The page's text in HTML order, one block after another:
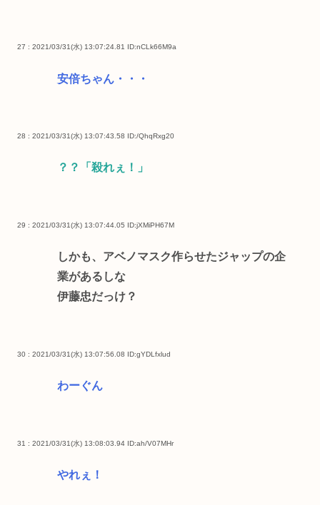
27 : 2021/03/31(水) 13:07:24.81 ID:nCLk66M9a
安倍ちゃん・・・
28 : 2021/03/31(水) 13:07:43.58 ID:/QhqRxg20
？？「殺れぇ！」
29 : 2021/03/31(水) 13:07:44.05 ID:jXMiPH67M
しかも、アベノマスク作らせたジャップの企
業があるしな
伊藤忠だっけ？
30 : 2021/03/31(水) 13:07:56.08 ID:gYDLfxlud
わーぐん
31 : 2021/03/31(水) 13:08:03.94 ID:ah/V07MHr
やれぇ！